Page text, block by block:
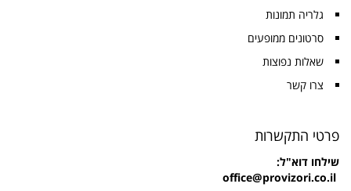
גלריה תמונות
סרטונים ממופעים
שאלות נפוצות
צרו קשר
פרטי התקשרות
שילחו דוא"ל:
office@provizori.co.il